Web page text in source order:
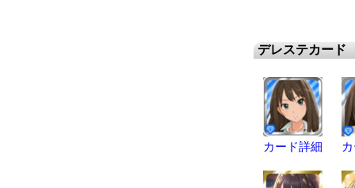
デレステカード
カード詳細